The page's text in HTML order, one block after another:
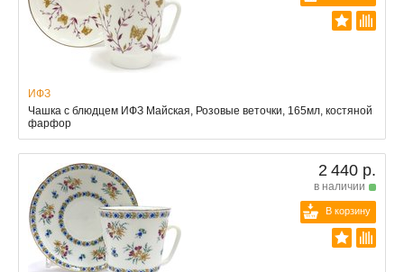
ИФЗ
Чашка с блюдцем ИФЗ Майская, Розовые веточки, 165мл, костяной
фарфор
2 440 р.
в наличии
В корзину